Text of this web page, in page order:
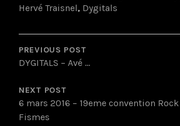
Hervé Traisnel, Dygitals
POST
NAVIGATION
PREVIOUS POST
DYGITALS – Avé …
NEXT POST
6 mars 2016 – 19eme convention
Fismes